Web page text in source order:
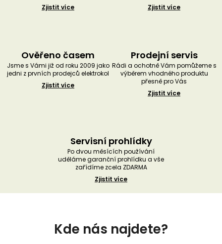
Zjistit více
Zjistit více
Ověřeno časem
Jsme s Vámi již od roku 2009 jako
jedni z prvních prodejců elektrokol
Zjistit více
Prodejní servis
Rádi a ochotně Vám pomůžeme s
výběrem vhodného produktu
přesně pro Vás
Zjistit více
Servisní prohlídky
Po dvou měsících používání
uděláme garanční prohlídku a vše
zařídíme zcela ZDARMA
Zjistit více
Kde nás najdete?